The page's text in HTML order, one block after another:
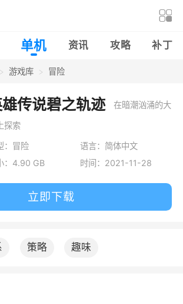
单机 资讯 攻略 补丁
游戏库 冒险
传说碧之轨迹 在暗潮汹涌的大
探索
：冒险
语言：简体中文
：4.90 GB
时间：2021-11-28
立即下载
策略 趣味